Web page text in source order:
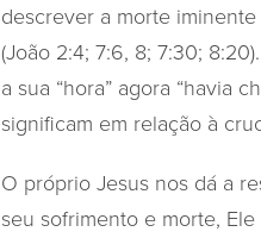
descrever a morte iminente
(João 2:4; 7:6, 8; 7:30;
a sua “hora” agora “havia
significam em relação à
O próprio Jesus nos dá a
seu sofrimento e morte,